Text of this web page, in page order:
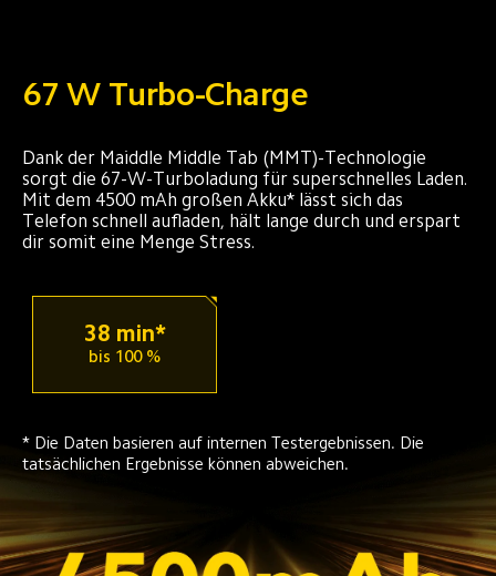
67 W Turbo-Charge
Dank der Maiddle Middle Tab (MMT)-Technologie
sorgt die 67-W-Turboladung für superschnelles Laden.
Mit dem 4500 mAh großen Akku* lässt sich das
Telefon schnell aufladen, hält lange durch und erspart
dir somit eine Menge Stress.
38 min*
bis 100 %
* Die Daten basieren auf internen Testergebnissen. Die
tatsächlichen Ergebnisse können abweichen.